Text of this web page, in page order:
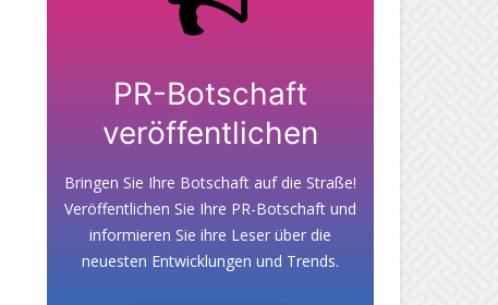
PR-Botschaft
veröffentlichen
Bringen Sie Ihre Botschaft auf die Straße!
Veröffentlichen Sie Ihre PR-Botschaft und
informieren Sie ihre Leser über die
neuesten Entwicklungen und Trends.